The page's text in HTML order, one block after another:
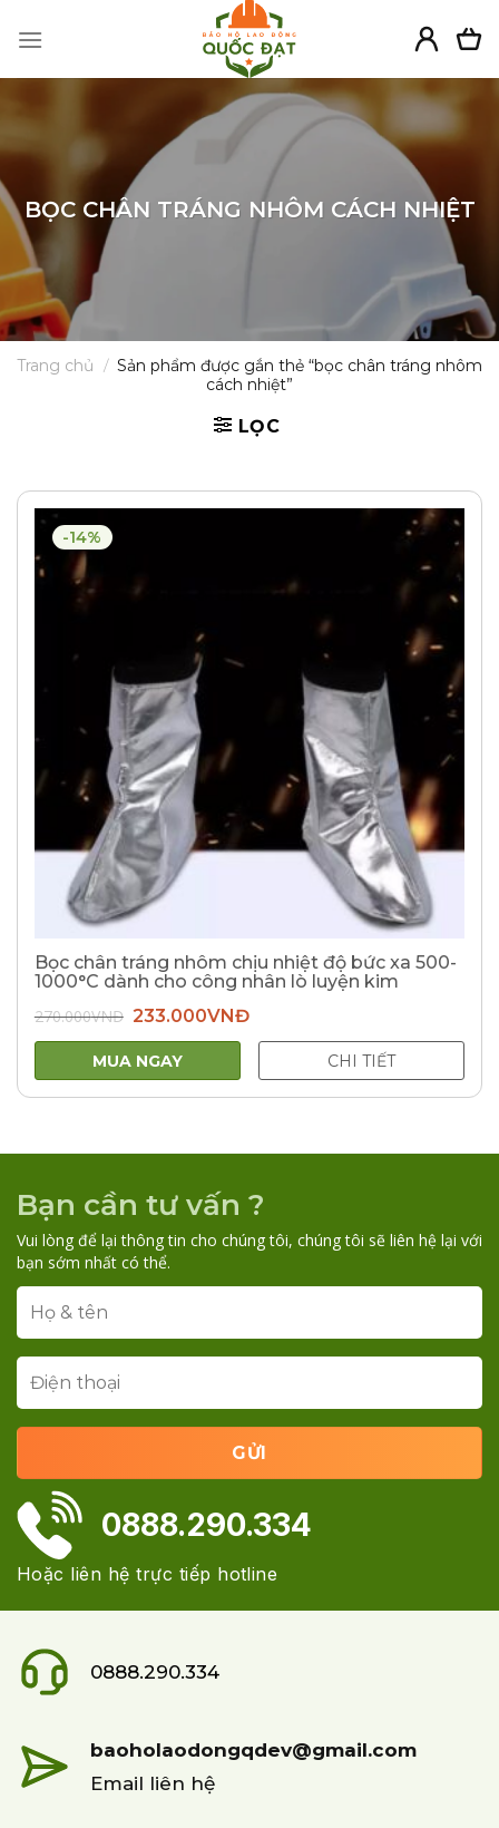
BỌC CHÂN TRÁNG NHÔM CÁCH NHIỆT
Trang chủ / Sản phẩm được gắn thẻ “bọc chân tráng nhôm
cách nhiệt”
LỌC
-14%
Bọc chân tráng nhôm chịu nhiệt độ bức xa 500-
1000°C dành cho công nhân lò luyện kim
270.000VNĐ Giá
gốc
là:
270.000VNĐ.
233.000VNĐGiá
tại
233.000VNĐ.
MUA NGAY CHI TIẾT
Bạn cần tư vấn ?
Vui lòng để lại thông tin cho chúng tôi, chúng tôi sẽ liên hệ lại với
bạn sớm nhất có thể.
0888.290.334
Hoặc liên hệ trực tiếp hotline
0888.290.334
baoholaodongqdev@gmail.com
Email liên hệ